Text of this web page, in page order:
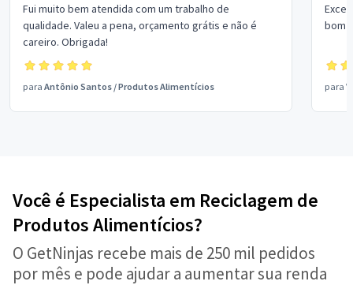
Fui muito bem atendida com um trabalho de
qualidade. Valeu a pena, orçamento grátis e não é
careiro. Obrigada!
para Antônio Santos /Produtos Alimentícios
bom
para
Você é Especialista em Reciclagem de
Produtos Alimentícios?
O GetNinjas recebe mais de 250 mil pedidos
por mês e pode ajudar a aumentar sua renda